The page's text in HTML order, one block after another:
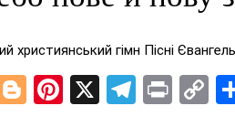
християнський гімн Пісні
Blogger
Pinterest
X Print